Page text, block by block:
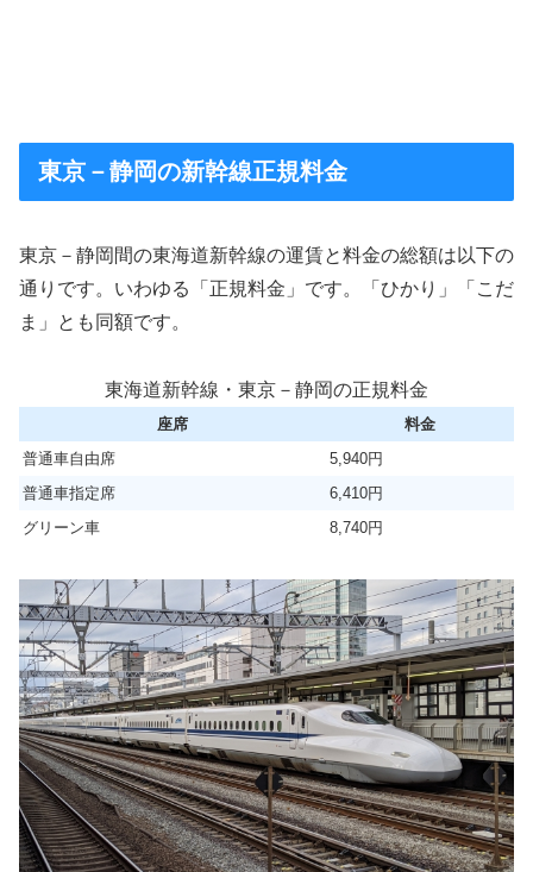
東京－静岡の新幹線正規料金
東京－静岡間の東海道新幹線の運賃と料金の総額は以下の
通りです。いわゆる「正規料金」です。「ひかり」「こだ
ま」とも同額です。
東海道新幹線・東京－静岡の正規料金
座席
料金
普通車自由席
5,940円
普通車指定席
6,410円
グリーン車
8,740円